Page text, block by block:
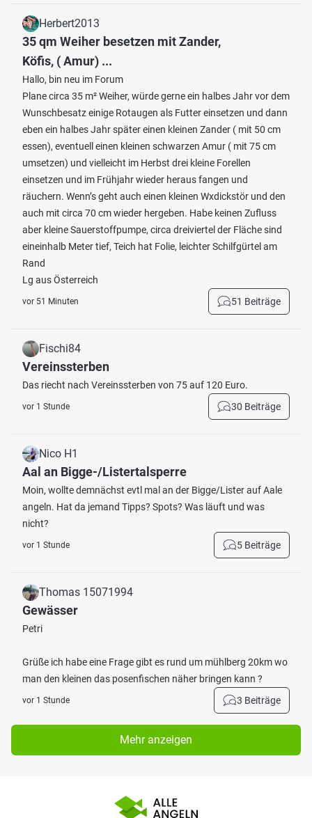
Herbert2013
35 qm Weiher besetzen mit Zander,
Köfis, ( Amur) ...
Hallo, bin neu im Forum
Plane circa 35 m² Weiher, würde gerne ein halbes Jahr vor dem
Wunschbesatz einige Rotaugen als Futter einsetzen und dann
eben ein halbes Jahr später einen kleinen Zander ( mit 50 cm
essen), eventuell einen kleinen schwarzen Amur ( mit 75 cm
umsetzen) und vielleicht im Herbst drei kleine Forellen
einsetzen und im Frühjahr wieder heraus fangen und
räuchern. Wenn’s geht auch einen kleinen Wxdickstör und den
auch mit circa 70 cm wieder hergeben. Habe keinen Zufluss
aber kleine Sauerstoffpumpe, circa dreiviertel der Fläche sind
eineinhalb Meter tief, Teich hat Folie, leichter Schilfgürtel am
Rand
Lg aus Österreich
vor 51 Minuten 51 Beiträge
Fischi84
Vereinssterben
Das riecht nach Vereinssterben von 75 auf 120 Euro.
vor 1 Stunde 30 Beiträge
Nico H1
Aal an Bigge-/Listertalsperre
Moin, wollte demnächst evtl mal an der Bigge/Lister auf Aale
angeln. Hat da jemand Tipps? Spots? Was läuft und was
nicht?
vor 1 Stunde 5 Beiträge
Thomas 15071994
Gewässer
Petri
Grüße ich habe eine Frage gibt es rund um mühlberg 20km wo
man den kleinen das posenfischen näher bringen kann ?
vor 1 Stunde 3 Beiträge
Mehr anzeigen